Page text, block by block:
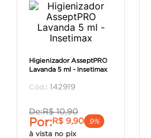
Higienizador AsseptPRO
Lavanda 5 ml - Insetimax
: 142919
De:R$ 10,90
Por:R$ 9,90
9%
à vista no pix